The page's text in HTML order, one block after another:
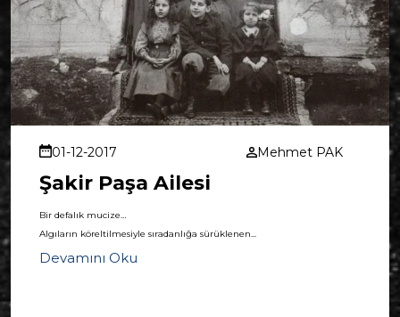
01-12-2017 Mehmet PAK
Şakir Paşa Ailesi
Bir defalık mucize…
Algıların köreltilmesiyle sıradanlığa sürüklenen...
Devamını Oku